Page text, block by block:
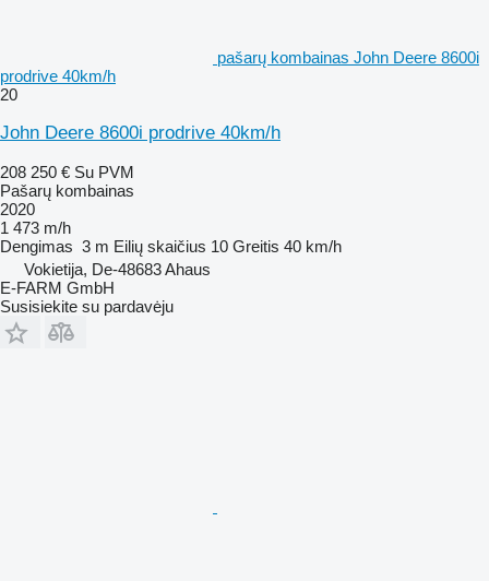
pašarų kombainas John Deere 8600i
prodrive 40km/h
20
John Deere 8600i prodrive 40km/h
208 250 € Su PVM
Pašarų kombainas
2020
1 473 m/h
Dengimas 3 m Eilių skaičius 10 Greitis 40 km/h
Vokietija, De-48683 Ahaus
E-FARM GmbH
Susisiekite su pardavėju